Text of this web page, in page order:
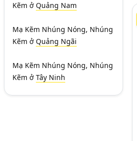
Kẽm ở Quảng Nam
Mạ Kẽm Nhúng Nóng, Nhúng
Kẽm ở Quảng Ngãi
Mạ Kẽm Nhúng Nóng, Nhúng
Kẽm ở Tây Ninh